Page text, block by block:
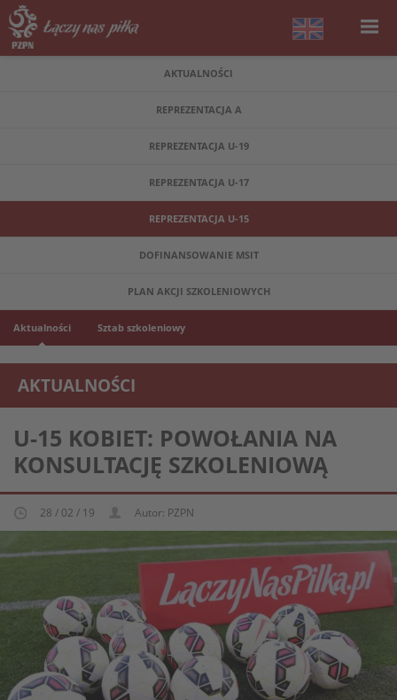
AKTUALNOŚCI
REPREZENTACJA A
REPREZENTACJA U-19
REPREZENTACJA U-17
REPREZENTACJA U-15
DOFINANSOWANIE MSIT
PLAN AKCJI SZKOLENIOWYCH
Aktualności Sztab szkoleniowy
AKTUALNOŚCI
REPREZENTACJA KOBIECA U-15
U-15 KOBIET: POWOŁANIA NA
KONSULTACJĘ SZKOLENIOWĄ
28 / 02 / 19 Autor: PZPN